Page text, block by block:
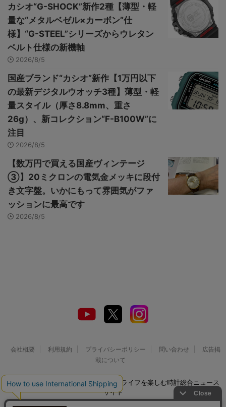
カシオ“G-SHOCK”新作2種【薄型・軽
量な“メタルベゼル×カーボン”仕
様】“G-STEEL”シリーズからウレタン
ベルト仕様の新機軸
2026/8/5
国産ブランド“カシオ”新作【1万円以下
の最新デジタルウオッチ3種】薄型・軽
量スタイル（厚さ8.8mm、重さ
26g）、新コレクション“F-B100W”に
注目
2026/8/5
【数万円で買える国産ヴィンテージ
③】20ミクロンの電気金メッキに段付
き文字盤。いかにもって雰囲気がファ
ッションに最高です
2026/8/5
会社概要 利用規約 プライバシーポリシー 問い合わせ
広告掲
載について
© 2026 Watch LIFE NEWS｜ウオッチライフを楽しむ時計総合ニュース
サイト